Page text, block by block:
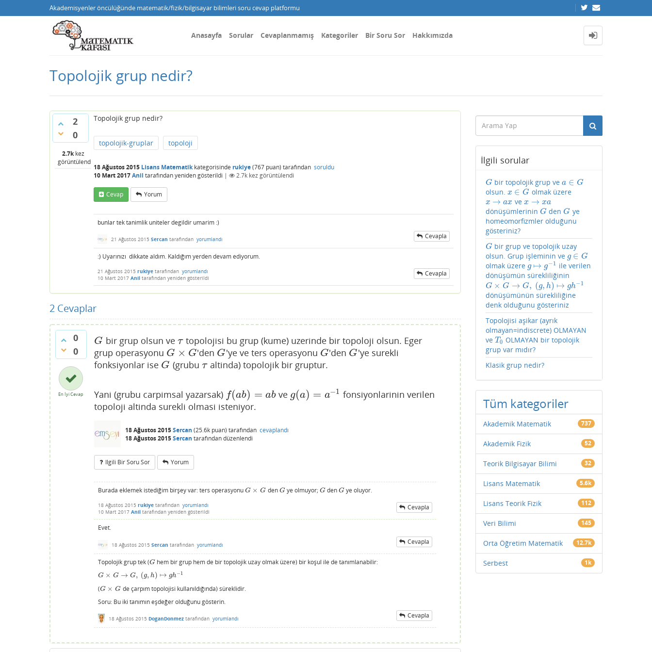
Akademisyenler öncülüğünde matematik/fizik/bilgisayar bilimleri soru cevap platformu
Anasayfa Sorular Cevaplanmamış Kategoriler Bir Soru Sor Hakkımızda
Topolojik grup nedir?
2
0
2.7kkez
görüntülendi
Topolojik grup nedir?
topolojik-gruplar topoloji
18 Ağustos 2015 Lisans Matematikkategorisinde rukiye(767 puan) tarafından soruldu
10 Mart 2017Anil tarafındanyeniden gösterildi | 2.7k kez görüntülendi
Cevap Yorum
bunlar tek tanimlik uniteler degildir umarim :)
21 Ağustos 2015 Sercan tarafından yorumlandı Cevapla
:) Uyarınızı dikkate aldım. Kaldığım yerden devam ediyorum.
21 Ağustos 2015 rukiye tarafından yorumlandı
10 Mart 2017 Anil tarafından yeniden gösterildi
Cevapla
2 Cevaplar
0
0
En İyi Cevap
G
G bir grup olsun ve τ
τtopolojisi bu grup (kume) uzerinde bir topoloji olsun. Eger
grup operasyonu G × G
G× G 'den G
G 'ye ve ters operasyonu G
G 'den G
G 'ye surekli
fonksiyonlar ise G
G (grubu τ
τaltinda) topolojik bir gruptur.
Yani (grubu carpimsal yazarsak) f(ab) = ab
f(ab)=a b ve g(a) = a−1
g(a)= a−1
fonsiyonlarinin verilen
topoloji altinda surekli olmasi isteniyor.
18 Ağustos 2015Sercan (25.6k puan) tarafından cevaplandı
18 Ağustos 2015Sercan tarafındandüzenlendi
Ilgili Bir Soru Sor Yorum
Burada eklemek istediğim birşey var: ters operasyonu G × G
G× G den G
Gye olmuyor; G
Gden G
Gye oluyor.
18 Ağustos 2015 rukiye tarafından yorumlandı
10 Mart 2017 Anil tarafından yeniden gösterildi
Cevapla
Evet.
18 Ağustos 2015 Sercan tarafından yorumlandı Cevapla
Topolojik grup tek (G
G hem bir grup hem de bir topolojik uzay olmak üzere) bir koşul ile de tanımlanabilir:
G × G → G, (g, h) ↦ gh−1
G× G →G ,(g h)↦ gh− 1
(G × G
G× G
de çarpım topolojisi kullanıldığında) süreklidir.
Soru: Bu iki tanımın eşdeğer olduğunu gösterin.
18 Ağustos 2015 DoganDonmez tarafından yorumlandı Cevapla
İlgili sorular
G
G bir topolojik grup vea ∈ G
a∈G
olsun. x ∈ G
x∈G olmak üzere
x → ax
x→ax ve x → xa
x→xa
dönüşümlerinin G
G den G
G ye
homeomorfizmler olduğunu
gösteriniz?
G
G bir grup ve topolojik uzay
olsun. Grup işleminin ve g ∈ G
g∈G
olmak üzere g ↦ g−1
g↦g−1
ile verilen
dönüşümün sürekliliğinin
G × G → G, (g, h) ↦ gh−1
G× G→G (g, h)↦ gh− 1
dönüşümünün sürekliliğine
denk olduğunu gösteriniz
Topolojisi aşikar (ayrık
olmayan=indiscrete) OLMAYAN
ve T0
T0 OLMAYAN bir topolojik
grup var mıdır?
Klasik grup nedir?
Tüm kategoriler
Akademik Matematik 737
Akademik Fizik 52
Teorik Bilgisayar Bilimi 32
Lisans Matematik 5.6k
Lisans Teorik Fizik 112
Veri Bilimi 145
Orta Öğretim Matematik 12.7k
Serbest 1k